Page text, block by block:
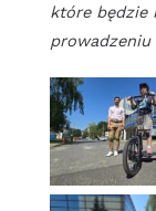
które będzie
prowadzeniu